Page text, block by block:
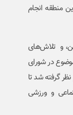
منطقه انجام
و تلاش‌های
در شورای
گرفته شد تا
و ورزشی